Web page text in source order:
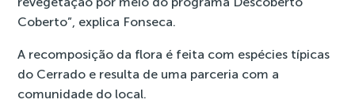
Coberto”, explica Fonseca.
A recomposição da flora é feita com espécies típicas
do Cerrado e resulta de uma parceria com a
comunidade do local.